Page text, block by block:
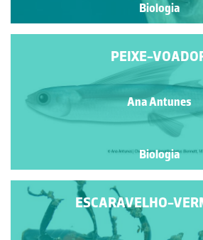
Biologia
PEIXE-
Ana Antunes
Biologia
ESCARAVELHO-